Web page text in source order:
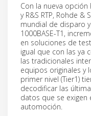
Con la nueva opción
y R&S RTP, Rohde
mundial de disparo
1000BASE-T1,
en soluciones de
igual que con las ya
las tradicionales
equipos originales y
primer nivel (Tier1)
decodificar las
datos que se exigen
automoción.